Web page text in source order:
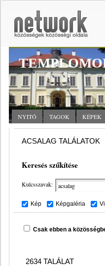
NYITÓ TAGOK KÉPEK
ACSALAG TALÁLATOK
Keresés szűkítése
Kulcsszavak:
Kép Képgaléria
Csak ebben a
2634 TALÁLAT